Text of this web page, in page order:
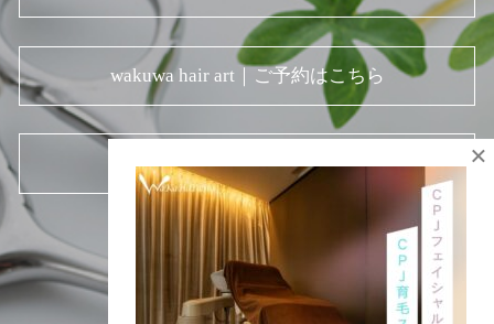
wakuwa hair art｜ご予約はこちら
お問い合わせフォーム ×